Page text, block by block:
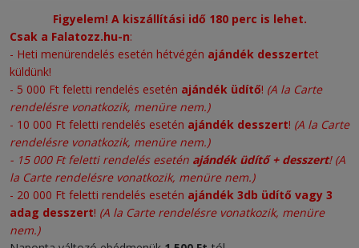
Figyelem! A kiszállítási idő 180 perc is lehet.
Csak a Falatozz.hu-n:
- Heti menürendelés esetén hétvégén ajándék desszertet
küldünk!
- 5 000 Ft feletti rendelés esetén ajándék üdítő! (A la Carte
rendelésre vonatkozik, menüre nem.)
- 10 000 Ft feletti rendelés esetén ajándék desszert! (A la Carte
rendelésre vonatkozik, menüre nem.)
- 15 000 Ft feletti rendelés esetén ajándék üdítő + desszert!(A
la Carte rendelésre vonatkozik, menüre nem.)
- 20 000 Ft feletti rendelés esetén ajándék 3db üdítő vagy 3
adag desszert! (A la Carte rendelésre vonatkozik, menüre
nem.)